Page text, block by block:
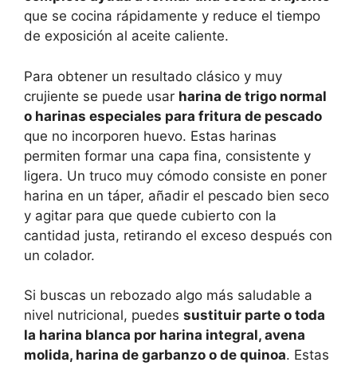
que se cocina rápidamente y reduce el tiempo
de exposición al aceite caliente.
Para obtener un resultado clásico y muy
crujiente se puede usar harina de trigo normal
o harinas especiales para fritura de pescado
que no incorporen huevo. Estas harinas
permiten formar una capa fina, consistente y
ligera. Un truco muy cómodo consiste en poner
harina en un táper, añadir el pescado bien seco
y agitar para que quede cubierto con la
cantidad justa, retirando el exceso después con
un colador.
Si buscas un rebozado algo más saludable a
nivel nutricional, puedes sustituir parte o toda
la harina blanca por harina integral, avena
molida, harina de garbanzo o de quinoa. Estas